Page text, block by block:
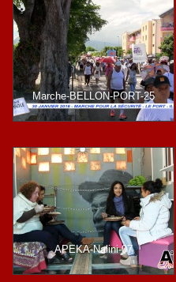
Marche-BELLON-PORT-25
APEKA-Nalini-07